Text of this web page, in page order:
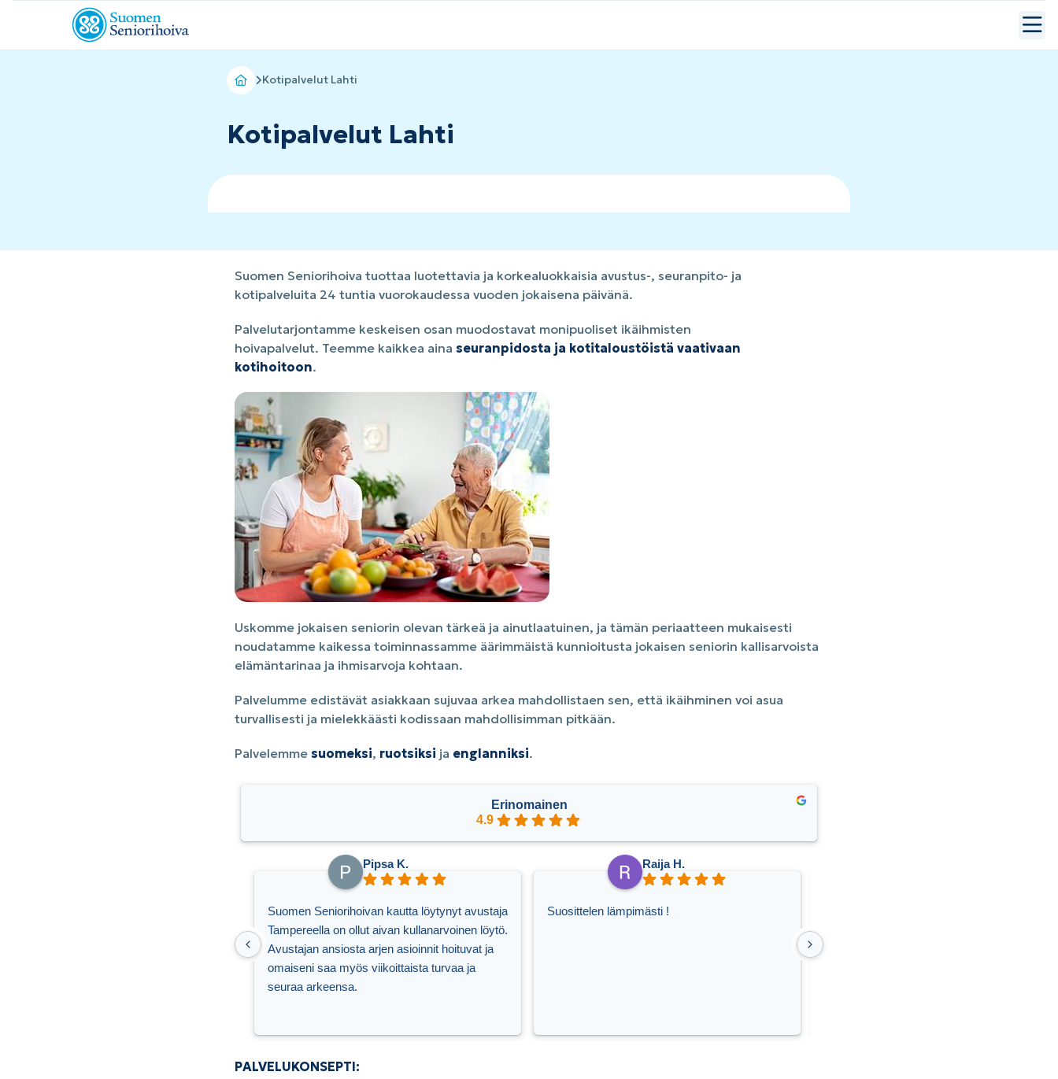
Kotipalvelut Lahti
Kotipalvelut Lahti
Suomen Seniorihoiva tuottaa luotettavia ja korkealuokkaisia avustus-, seuranpito- ja
kotipalveluita 24 tuntia vuorokaudessa vuoden jokaisena päivänä.
Palvelutarjontamme keskeisen osan muodostavat monipuoliset ikäihmisten
hoivapalvelut. Teemme kaikkea aina seuranpidosta ja kotitaloustöistä vaativaan
kotihoitoon.
Uskomme jokaisen seniorin olevan tärkeä ja ainutlaatuinen, ja tämän periaatteen mukaisesti
noudatamme kaikessa toiminnassamme äärimmäistä kunnioitusta jokaisen seniorin kallisarvoista
elämäntarinaa ja ihmisarvoja kohtaan.
Palvelumme edistävät asiakkaan sujuvaa arkea mahdollistaen sen, että ikäihminen voi asua
turvallisesti ja mielekkäästi kodissaan mahdollisimman pitkään.
Palvelemme suomeksi, ruotsiksi ja englanniksi.
Erinomainen
4.9
Pipsa K.
Suomen Seniorihoivan kautta löytynyt avustaja
Tampereella on ollut aivan kullanarvoinen löytö.
Avustajan ansiosta arjen asioinnit hoituvat ja
omaiseni saa myös viikoittaista turvaa ja
seuraa arkeensa.
Raija H.
Suosittelen lämpimästi !
PALVELUKONSEPTI: